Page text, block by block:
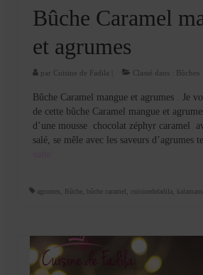
Bûche Caramel
et agrumes
par Cuisine de Fadila Classé dans : Bûches
Bûche Caramel mangue et agrumes . Je
de cette bûche Caramel mangue et
d’une mousse chocolat zéphyr caramel
salé, se mêle avec les saveurs d’agrumes
agrumes, Bûche, bûche caramel, cuisinedefadila,